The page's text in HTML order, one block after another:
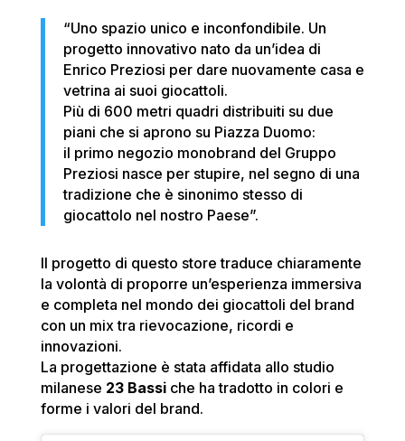
“Uno spazio unico e inconfondibile. Un
progetto innovativo nato da un’idea di
Enrico Preziosi per dare nuovamente casa e
vetrina ai suoi giocattoli.
Più di 600 metri quadri distribuiti su due
piani che si aprono su Piazza Duomo:
il primo negozio monobrand del Gruppo
Preziosi nasce per stupire, nel segno di una
tradizione che è sinonimo stesso di
giocattolo nel nostro Paese”.
Il progetto di questo store traduce chiaramente
la volontà di proporre un’esperienza immersiva
e completa nel mondo dei giocattoli del brand
con un mix tra rievocazione, ricordi e
innovazioni.
La progettazione è stata affidata allo studio
milanese 23 Bassiche ha tradotto in colori e
forme i valori del brand.